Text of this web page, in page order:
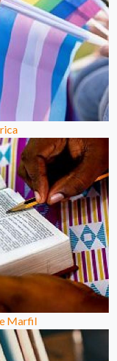
Marfil